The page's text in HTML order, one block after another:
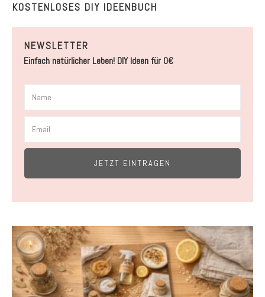
KOSTENLOSES DIY IDEENBUCH
NEWSLETTER
Einfach natürlicher Leben! DIY Ideen für 0€
JETZT EINTRAGEN